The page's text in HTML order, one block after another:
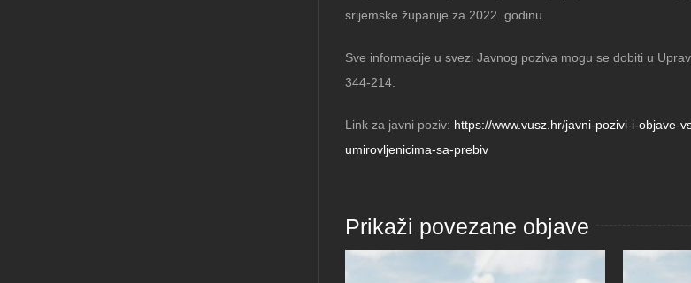
srijemske županije za 2022. godinu.
Sve informacije u svezi Javnog poziva mogu se dobiti u
344-214.
Link za javni poziv: https://www.vusz.hr/javni-pozivi-i-objave-
umirovljenicima-sa-prebiv
Prikaži povezane objave